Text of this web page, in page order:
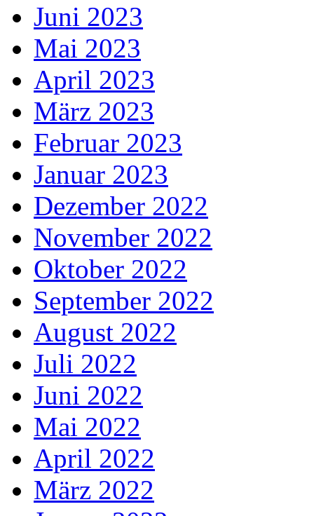
Juni 2023
Mai 2023
April 2023
März 2023
Februar 2023
Januar 2023
Dezember 2022
November 2022
Oktober 2022
September 2022
August 2022
Juli 2022
Juni 2022
Mai 2022
April 2022
März 2022